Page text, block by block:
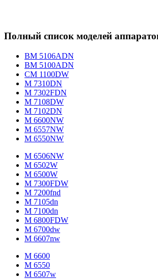
Полный список моделей
BM 5106ADN
BM 5100ADN
CM 1100DW
M 7310DN
M 7302FDN
M 7108DW
M 7102DN
M 6600NW
M 6557NW
M 6550NW
M 6506NW
M 6502W
M 6500W
M 7300FDW
M 7200fnd
M 7105dn
M 7100dn
M 6800FDW
M 6700dw
M 6607nw
M 6600
M 6550
M 6507w